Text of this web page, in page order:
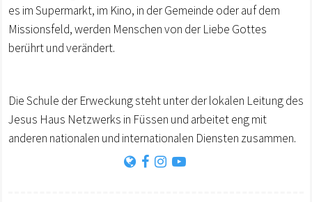
es im Supermarkt, im Kino, in der Gemeinde oder auf dem
Missionsfeld, werden Menschen von der Liebe Gottes
berührt und verändert.
Die Schule der Erweckung steht unter der lokalen Leitung des
Jesus Haus Netzwerks in Füssen und arbeitet eng mit
anderen nationalen und internationalen Diensten zusammen.